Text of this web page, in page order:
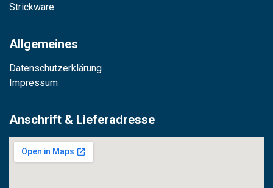
Strickware
Allgemeines
Datenschutzerklärung
Impressum
Anschrift & Lieferadresse